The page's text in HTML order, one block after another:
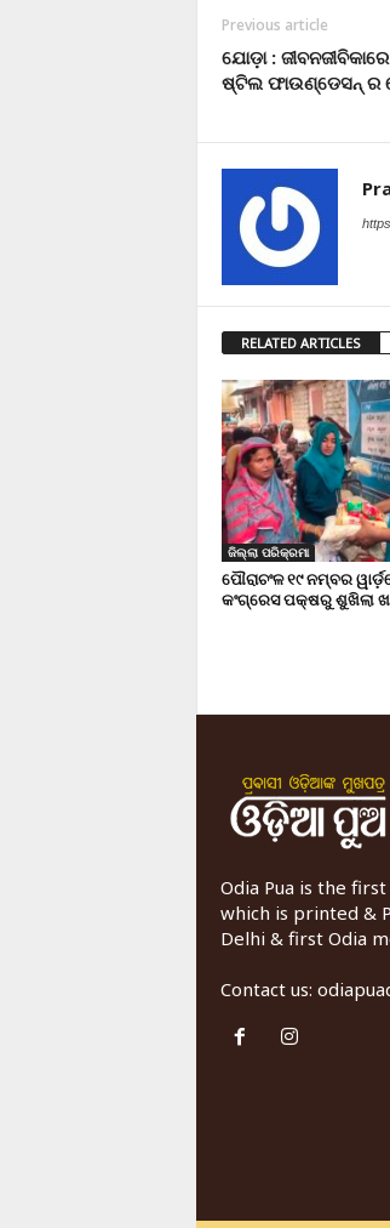
Previous article
ଯୋଡ଼ା :
ଷ୍ଟିଲ ଫାଉଣ୍ଡେସନ୍ ର
RELATED ARTICLES
ଜିଲ୍ଲା ପରିକ୍ରମା
ପୌରାଚଂଳ ୧୯ ନମ୍ବର
କଂଗ୍ରେସ ପକ୍ଷରୁ ଶୁଖିଲା
Odia Pua is the
which is printed &
Delhi & first Odia
Contact us: